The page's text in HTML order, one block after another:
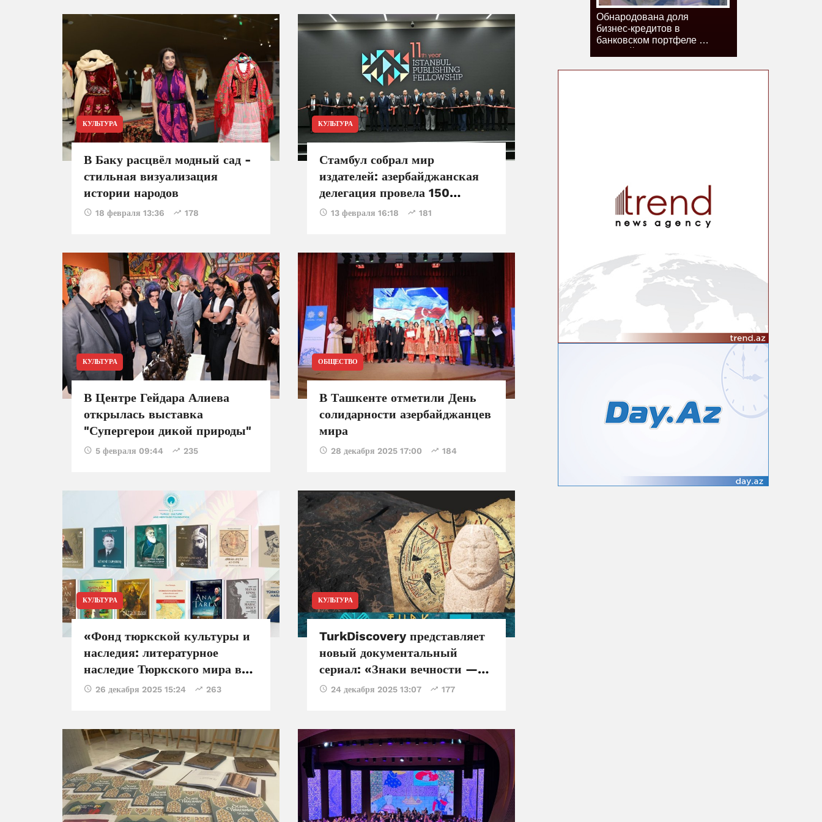
Фонд тюркской культуры и
исламской цивилизации
КУЛЬТУРА
В Баку расцвёл модный сад -
стильная визуализация
истории народов
18 февраля 13:36 178
КУЛЬТУРА
Стамбул собрал мир
издателей: азербайджанская
делегация провела 150
переговоров
13 февраля 16:18 181
КУЛЬТУРА
В Центре Гейдара Алиева
открылась выставка
"Супергерои дикой природы"
5 февраля 09:44 235
ОБЩЕСТВО
В Ташкенте отметили День
солидарности азербайджанцев
мира
28 декабря 2025 17:00 184
КУЛЬТУРА
«Фонд тюркской культуры и
наследия: литературное
наследие Тюркского мира в
глобальном культурном
26 декабря 2025 15:24 263
КУЛЬТУРА
TurkDiscovery представляет
новый документальный
сериал: «Знаки вечности —
тюркский мир в символах»
24 декабря 2025 13:07 177